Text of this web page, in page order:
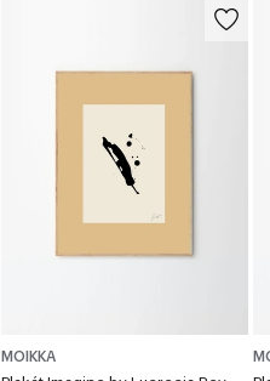
MOIKKA